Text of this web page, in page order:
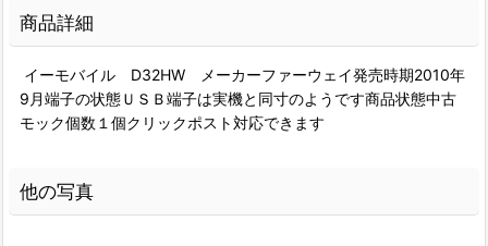
商品詳細
イーモバイル D32HW メーカーファーウェイ発売時期2010年
9月端子の状態ＵＳＢ端子は実機と同寸のようです商品状態中古
モック個数１個クリックポスト対応できます
他の写真